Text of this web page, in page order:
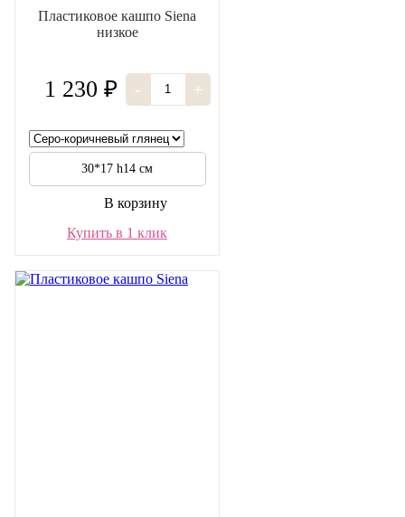
Пластиковое кашпо Siena
низкое
1 230 ₽ - +
30*17 h14 см
В корзину
Купить в 1 клик